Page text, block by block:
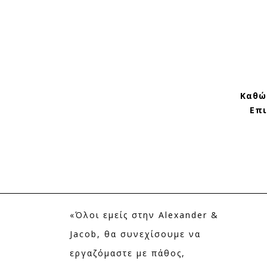
«Όλοι εμείς στην Alexander &
Jacob, θα συνεχίσουμε να
εργαζόμαστε με πάθος,